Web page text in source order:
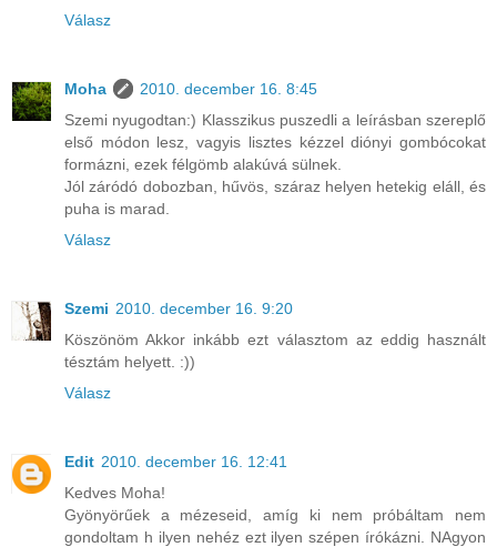
Válasz
Moha
2010. december 16. 8:45
Szemi nyugodtan:) Klasszikus puszedli a leírásban szereplő
első módon lesz, vagyis lisztes kézzel diónyi gombócokat
formázni, ezek félgömb alakúvá sülnek.
Jól záródó dobozban, hűvös, száraz helyen hetekig eláll, és
puha is marad.
Válasz
Szemi 2010. december 16. 9:20
Köszönöm Akkor inkább ezt választom az eddig használt
tésztám helyett. :))
Válasz
Edit 2010. december 16. 12:41
Kedves Moha!
Gyönyörűek a mézeseid, amíg ki nem próbáltam nem
gondoltam h ilyen nehéz ezt ilyen szépen írókázni. NAgyon